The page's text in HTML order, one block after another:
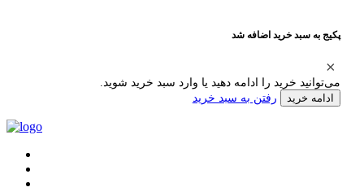
پکیج به سبد خرید اضافه شد
می‌توانید خرید را ادامه دهید یا وارد سبد خرید شوید.
ادامه خرید رفتن به سبد خرید